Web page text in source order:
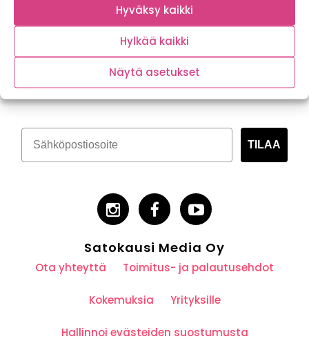
Hyväksy kaikki
Hylkää kaikki
Näytä asetukset
Tilaa kasvispitoinen uutiskirje
TILAA
Satokausi Media Oy
Ota yhteyttä Toimitus- ja palautusehdot
Kokemuksia Yrityksille
Hallinnoi evästeiden suostumusta